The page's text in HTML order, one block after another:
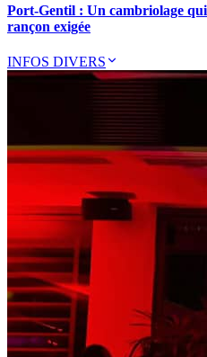
Port-Gentil : Un cambriolage
rançon exigée
INFOS DIVERS